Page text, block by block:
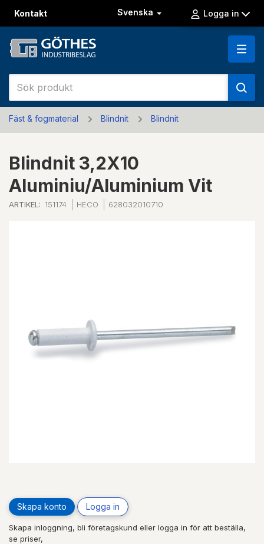
Kontakt Svenska Logga in
Fäst & fogmaterial Blindnit Blindnit
Blindnit 3,2X10
Aluminiu/Aluminium Vit
ARTIKEL: 151174 HECO 628032010710
Skapa konto Logga in
Skapa inloggning, bli företagskund eller logga in för att beställa,
se priser,